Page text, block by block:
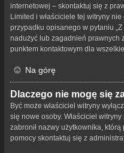
internetowej – skontaktuj się z
Limited i właściciele tej witryny
przypadku opisanego w pytaniu
nadużyć lub zagadnień prawnych
punktem kontaktowym dla
Na górę
Dlaczego nie mogę się
Być może właściciel witryny
się nowe osoby. Właściciel
zabronił nazwy użytkownika,
pomocy skontaktuj się z